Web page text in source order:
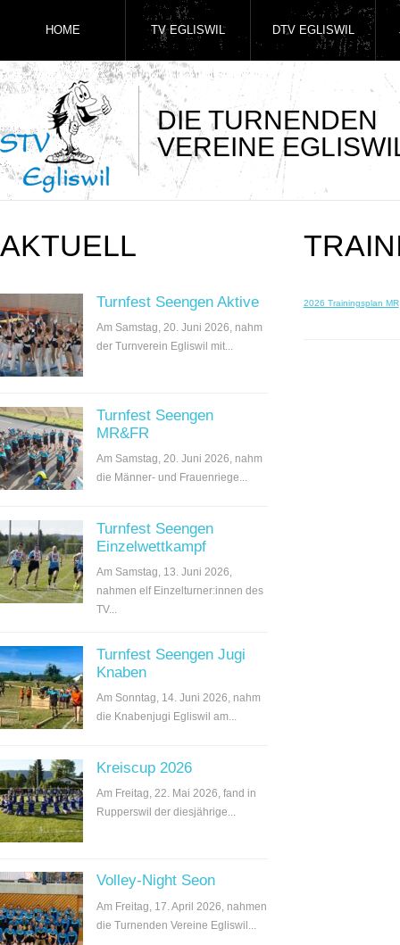
DIE TURNENDEN
VEREINE
HOME TV EGLISWIL DTV EGLISWIL
AKTUELL
Turnfest Seengen Aktive
Am Samstag, 20. Juni 2026, nahm
der Turnverein Egliswil mit...
Turnfest Seengen
MR&FR
Am Samstag, 20. Juni 2026, nahm
die Männer- und Frauenriege...
Turnfest Seengen
Einzelwettkampf
Am Samstag, 13. Juni 2026,
nahmen elf Einzelturner:innen des
TV...
Turnfest Seengen Jugi
Knaben
Am Sonntag, 14. Juni 2026, nahm
die Knabenjugi Egliswil am...
Kreiscup 2026
Am Freitag, 22. Mai 2026, fand in
Rupperswil der diesjährige...
Volley-Night Seon
Am Freitag, 17. April 2026, nahmen
die Turnenden Vereine Egliswil...
2026 Trainingsplan MR